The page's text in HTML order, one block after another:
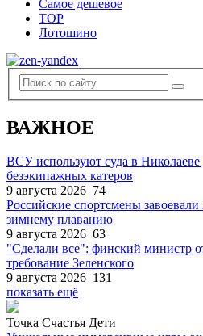
Самое дешевое
TOP
Лотошино
ВАЖНОЕ
ВСУ используют суда в Николаеве
безэкипажных катеров
9 августа 2026 74
Российские спортсмены
зимнему плаванию
9 августа 2026 63
"Сделали все": финский министр
требование Зеленского
9 августа 2026 131
показать ещё
Точка Счастья Дети